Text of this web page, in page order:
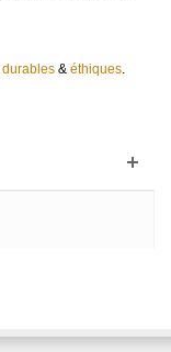
durables & éthiques